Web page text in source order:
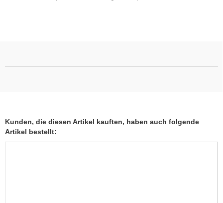
Kunden, die diesen Artikel kauften, haben auch folgende
Artikel bestellt: